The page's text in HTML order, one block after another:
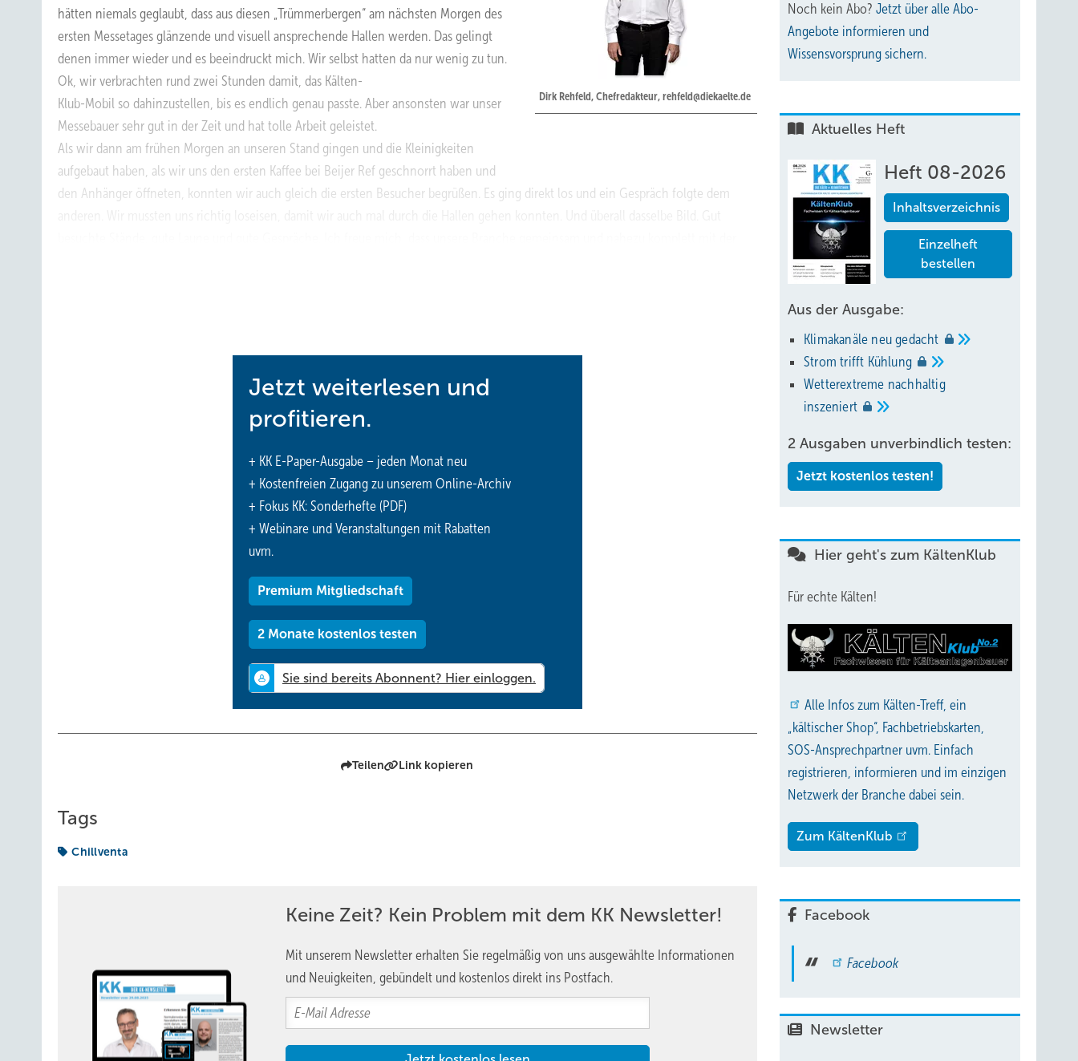
Dirk Rehfeld, Chefredakteur, rehfeld@diekaelte.de
hätten niemals geglaubt, dass aus diesen „Trümmerbergen“ am nächsten Morgen des
ersten Messetages glänzende und visuell ansprechende Hallen werden. Das gelingt
denen immer wieder und es beeindruckt mich. Wir selbst hatten da nur wenig zu tun.
Ok, wir verbrachten rund zwei Stunden damit, das Kälten-
Klub-Mobil so dahinzustellen, bis es endlich genau passte. Aber ansonsten war unser
Messebauer sehr gut in der Zeit und hat tolle Arbeit geleistet.
Als wir dann am frühen Morgen an unseren Stand gingen und die Kleinigkeiten
aufgebaut haben, als wir uns den ersten Kaffee bei Beijer Ref geschnorrt haben und
den Anhänger öffneten, konnten wir auch gleich die ersten Besucher begrüßen. Es ging direkt los und ein Gespräch folgte dem
Die Zeit war wieder einmal viel zu knapp
Insgesamt stufe ich die Chillventa 2024 als eine hochwertige und attraktive Messe ein. Mit vielen Informationen, Ideen und der
Möglichkeit, nicht immer nur mit jemandem zu telefonieren. Auge in Auge - so macht die Arbeit Spaß.
Etwas mehr zum Thema Chillventa finden Sie auch im KältenKlub-Heft auf Seite 22.
Ich wünsche Ihnen viel Vergnügen beim Lesen.
Jetzt weiterlesen und
profitieren.
+ KK E-Paper-Ausgabe – jeden Monat neu
+ Kostenfreien Zugang zu unserem Online-Archiv
+ Fokus KK: Sonderhefte (PDF)
+ Webinare und Veranstaltungen mit Rabatten
uvm.
Premium Mitgliedschaft
2 Monate kostenlos testen
Teilen Link kopieren
Tags
Chillventa
Keine Zeit? Kein Problem mit dem KK Newsletter!
Mit unserem Newsletter erhalten Sie regelmäßig von uns ausgewählte Informationen
und Neuigkeiten, gebündelt und kostenlos direkt ins Postfach.
Noch kein Abo? Jetzt über alle Abo-
Angebote informieren und
Wissensvorsprung sichern.
Aktuelles Heft
Heft 08-2026
Inhaltsverzeichnis
Einzelheft
bestellen
Aus der Ausgabe:
Klimakanäle neugedacht
Strom trifft Kühlung
Wetterextreme nachhaltig
inszeniert
2 Ausgaben unverbindlich testen:
Jetzt kostenlos testen!
Hier geht's zum KältenKlub
Für echte Kälten!
Alle Infos zum Kälten-Treff, ein
„kältischer Shop“, Fachbetriebskarten,
SOS-Ansprechpartner uvm. Einfach
registrieren, informieren und im einzigen
Netzwerk der Branche dabei sein.
Zum KältenKlub
Facebook
Facebook
Newsletter